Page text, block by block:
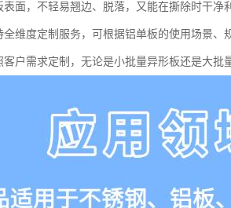
面，不轻易翘边、脱落，又能在撕除时干
维度定制服务，可根据铝单板的使用场景
户需求定制，无论是小批量异形板还是大批